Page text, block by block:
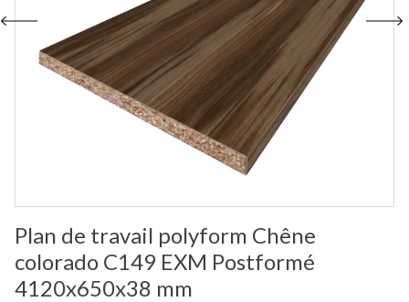
Plan de travail polyform Chêne
colorado C149 EXM Postformé
4120x650x38 mm